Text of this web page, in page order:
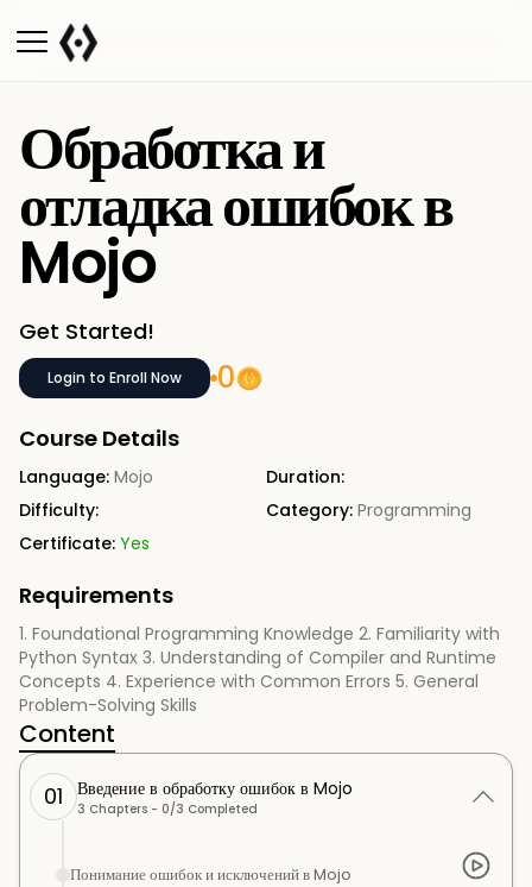
Обработка и
отладка ошибок в
Mojo
Get Started!
Login to Enroll Now 0
Course Details
Language: Mojo
Duration:
Difficulty:
Category: Programming
Certificate: Yes
Requirements
1. Foundational Programming Knowledge 2. Familiarity with
Python Syntax 3. Understanding of Compiler and Runtime
Concepts 4. Experience with Common Errors 5. General
Problem-Solving Skills
Content
01 Введение в обработку ошибок в Mojo
3 Chapters - 0/3 Completed
Понимание ошибок и исключений в Mojo